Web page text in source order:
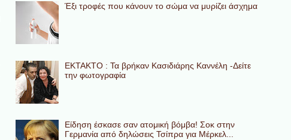
Έξι τροφές που κάνουν το σώμα να μυρίζει άσχημα
ΕΚΤΑΚΤΟ : Τα βρήκαν Κασιδιάρης Καννέλη -Δείτε
την φωτογραφία
Eίδηση έσκασε σαν ατομική βόμβα! Σοκ στην
Γερμανία από δηλώσεις Τσίπρα για Μέρκελ...